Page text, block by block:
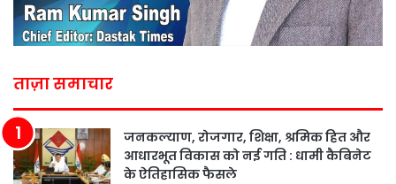
ताज़ा समाचार
जनकल्याण, रोजगार, शिक्षा, श्रमिक हित और
आधारभूत विकास को नई गति : धामी कैबिनेट
के ऐतिहासिक फैसले